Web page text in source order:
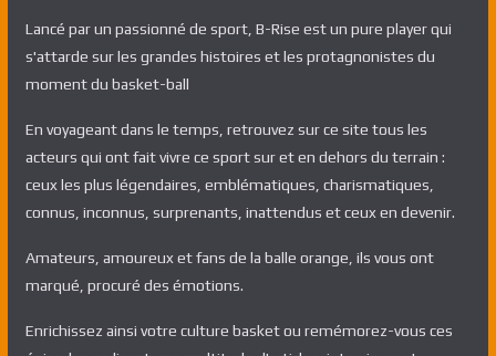
Lancé par un passionné de sport, B-Rise est un pure player qui
s'attarde sur les grandes histoires et les protagnonistes du
moment du basket-ball
En voyageant dans le temps, retrouvez sur ce site tous les
acteurs qui ont fait vivre ce sport sur et en dehors du terrain :
ceux les plus légendaires, emblématiques, charismatiques,
connus, inconnus, surprenants, inattendus et ceux en devenir.
Amateurs, amoureux et fans de la balle orange, ils vous ont
marqué, procuré des émotions.
Enrichissez ainsi votre culture basket ou remémorez-vous ces